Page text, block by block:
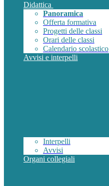
Didattica
Panoramica
Offerta formativa
Progetti delle classi
Orari delle classi
Calendario scolastico
Avvisi e interpelli
Interpelli
Avvisi
Organi collegiali